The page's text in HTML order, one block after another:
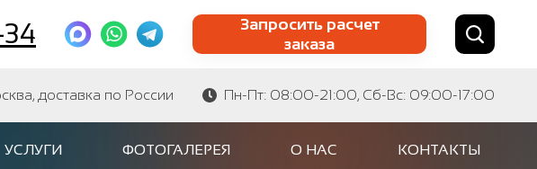
34
Запросить расчет
заказа
Найти по сайту Найти по артикулу
доставка по России Пн-Пт: 08:00-21:00, Сб-Вс: 09:00-17:00
УСЛУГИ ФОТОГАЛЕРЕЯ О НАС КОНТАКТЫ